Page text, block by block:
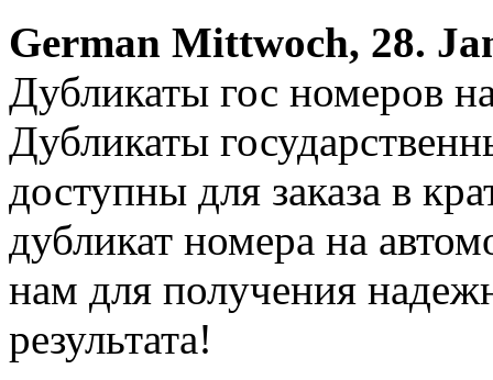
German Mittwoch, 28.
Дубликаты гос номеров
Дубликаты
доступны для заказа в
дубликат номера на
нам для получения
результата!